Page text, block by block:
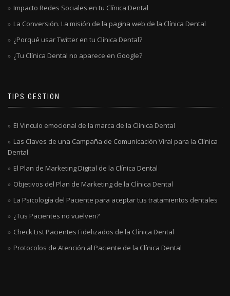
Impacto Redes Sociales en tu Clínica Dental
La Conversión. La misión de la pagina web de la Clínica Dental
¿Porqué usar Twitter en tu Clínica Dental?
¿Tu Clínica Dental no aparece en Google?
TIPS GESTION
El Vinculo emocional de la marca de la Clínica Dental
Las Claves de una Campaña de Comunicación Viral para la Clínica
Dental
El Plan de Marketing Digital de la Clínica Dental
Objetivos del Plan de Marketing de la Clínica Dental
La Psicología del Paciente para aceptar tus tratamientos dentales
¿Tus Pacientes no vuelven?
Check List Pacientes Fidelizados de la Clínica Dental
Protocolos de Atención al Paciente de la Clínica Dental